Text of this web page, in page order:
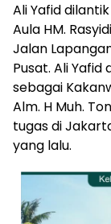
Ali Yafid
Aula HM.
Jalan
Pusat. Ali
sebagai
Alm. H Muh.
tugas di
yang lalu.